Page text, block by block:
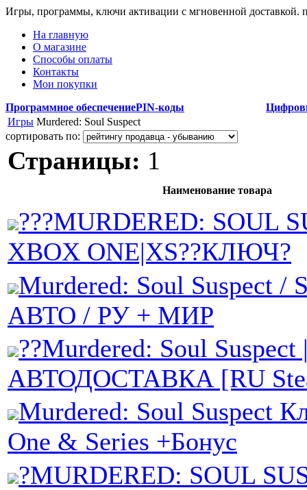
Игры, программы, ключи активации с мгновенной доставкой.
На главную
О магазине
Способы оплаты
Контакты
Мои покупки
Программное обеспечениеPIN-коды
Игры Murdered: Soul Suspect
сортировать по:
Страницы: 1
Наименование товара
???MURDERED: SOUL
XBOX ONE|XS??КЛЮЧ?
Murdered: Soul Suspect /
АВТО / РУ + МИР
??Murdered: Soul Suspect
АВТОДОСТАВКА [RU
Murdered: Soul Suspect
One & Series +Бонус
?MURDERED: SOUL